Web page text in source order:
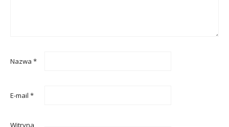
Nazwa *
E-mail *
Witryna